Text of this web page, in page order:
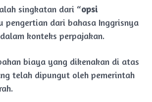
singkatan dari “opsi
pengertian dari bahasa Inggrisnya
konteks perpajakan.
biaya yang dikenakan di atas
telah dipungut oleh pemerintah